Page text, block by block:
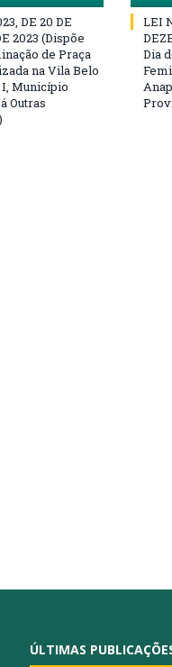
DE 20 DE
2023 (Dispõe
de Praça
na Vila Belo
Município
Outras
LEI
Dia
ÚLTIMAS